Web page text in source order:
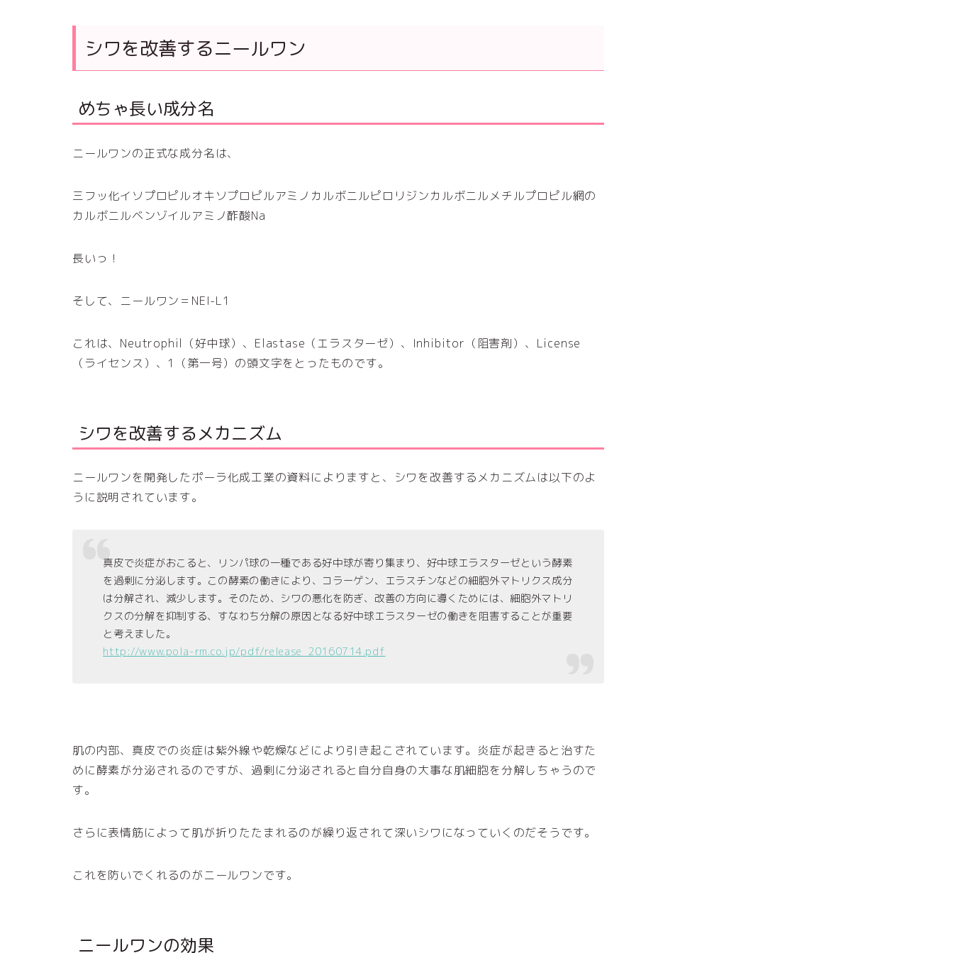
シワを改善するニールワン
めちゃ長い成分名
ニールワンの正式な成分名は、
三フッ化イソプロピルオキソプロピルアミノカルボニルピロリジンカルボニルメチルプロピル網の
カルボニルベンゾイルアミノ酢酸Na
長いっ！
そして、ニールワン＝NEI-L1
これは、Neutrophil（好中球）、Elastase（エラスターゼ）、Inhibitor（阻害剤）、License
（ライセンス）、1（第一号）の頭文字をとったものです。
シワを改善するメカニズム
ニールワンを開発したポーラ化成工業の資料によりますと、シワを改善するメカニズムは以下のよ
うに説明されています。
真皮で炎症がおこると、リンパ球の一種である好中球が寄り集まり、好中球エラスターゼという酵素
を過剰に分泌します。この酵素の働きにより、コラーゲン、エラスチンなどの細胞外マトリクス成分
は分解され、減少します。そのため、シワの悪化を防ぎ、改善の方向に導くためには、細胞外マトリ
クスの分解を抑制する、すなわち分解の原因となる好中球エラスターゼの働きを阻害することが重要
と考えました。
http://www.pola-rm.co.jp/pdf/release_20160714.pdf
肌の内部、真皮での炎症は紫外線や乾燥などにより引き起こされています。炎症が起きると治すた
めに酵素が分泌されるのですが、過剰に分泌されると自分自身の大事な肌細胞を分解しちゃうので
す。
さらに表情筋によって肌が折りたたまれるのが繰り返されて深いシワになっていくのだそうです。
これを防いでくれるのがニールワンです。
ニールワンの効果